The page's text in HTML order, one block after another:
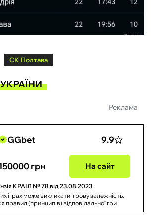
СК Полтава
Реклама
GGbet 9.9
грн На сайт
КРАІЛ № 78 від 23.08.2023
іграх може викликати ігрову залежність.
правил (принципів) відповідальної гри